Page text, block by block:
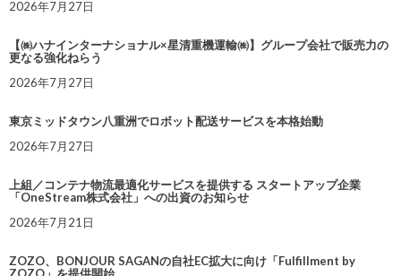
2026年7月27日
【㈱ハナインターナショナル×星清重機運輸㈱】グループ会社で販売力の
更なる強化ねらう
2026年7月27日
東京ミッドタウン八重洲でロボット配送サービスを本格始動
2026年7月27日
上組／コンテナ物流最適化サービスを提供する スタートアップ企業
「OneStream株式会社」への出資のお知らせ
2026年7月21日
ZOZO、BONJOUR SAGANの自社EC拡大に向け「Fulfillment by